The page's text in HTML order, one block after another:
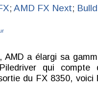
; AMD FX Next;
a élargi sa
qui compte
du FX 8350, voici